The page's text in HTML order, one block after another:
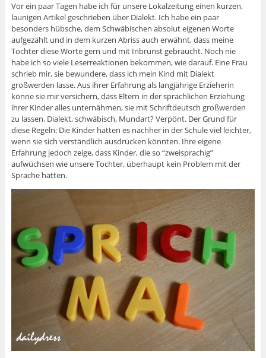
Vor ein paar Tagen habe ich für unsere Lokalzeitung einen kurzen,
launigen Artikel geschrieben über Dialekt. Ich habe ein paar
besonders hübsche, dem Schwäbischen absolut eigenen Worte
aufgezählt und in dem kurzen Abriss auch erwähnt, dass meine
Tochter diese Worte gern und mit Inbrunst gebraucht. Noch nie
habe ich so viele Leserreaktionen bekommen, wie darauf. Eine Frau
schrieb mir, sie bewundere, dass ich mein Kind mit Dialekt
großwerden lasse. Aus ihrer Erfahrung als langjährige Erzieherin
könne sie mir versichern, dass Eltern in der sprachlichen Erziehung
ihrer Kinder alles unternähmen, sie mit Schriftdeutsch großwerden
zu lassen. Dialekt, schwäbisch, Mundart? Verpönt. Der Grund für
diese Regeln: Die Kinder hätten es nachher in der Schule viel leichter,
wenn sie sich verständlich ausdrücken könnten. Ihre eigene
Erfahrung jedoch zeige, dass Kinder, die so “zweisprachig”
aufwüchsen wie unsere Tochter, überhaupt kein Problem mit der
Sprache hätten.